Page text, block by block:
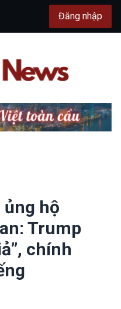
Đăng nhập
hộ
Trump
chính